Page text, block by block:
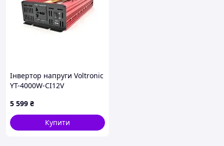
Інвертор напруги Voltronic
YT-4000W-CI12V
5 599 ₴
Купити